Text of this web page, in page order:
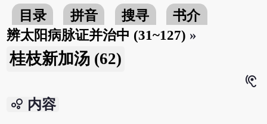
目录 拼音 搜寻
书介
辨太阳病脉证并治中 (31~127) »
桂枝新加汤 (62)
hearing
bubble_chart 内容